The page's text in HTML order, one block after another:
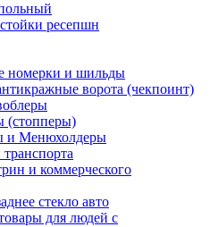
ресепшн
номерки и шильды
ворота (чекпоинт)
(стопперы)
и Менюхолдеры
и коммерческого
стекло авто
для людей с